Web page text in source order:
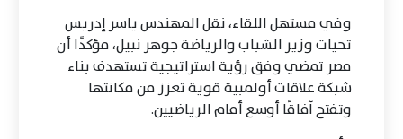
وفي مستهل اللقاء، نقل المهندس ياسر إدريس
تحيات وزير الشباب والرياضة جوهر نبيل، مؤكدًا أن
مصر تمضي وفق رؤية استراتيجية تستهدف بناء
شبكة علاقات أولمبية قوية تعزز من مكانتها
وتفتح آفاقًا أوسع أمام الرياضيين.